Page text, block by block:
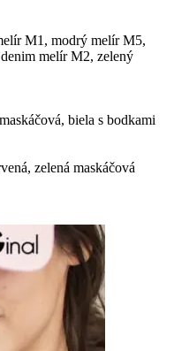
M1, modrý melír M5,
melír M2, zelený
biela s bodkami
zelená maskáčová